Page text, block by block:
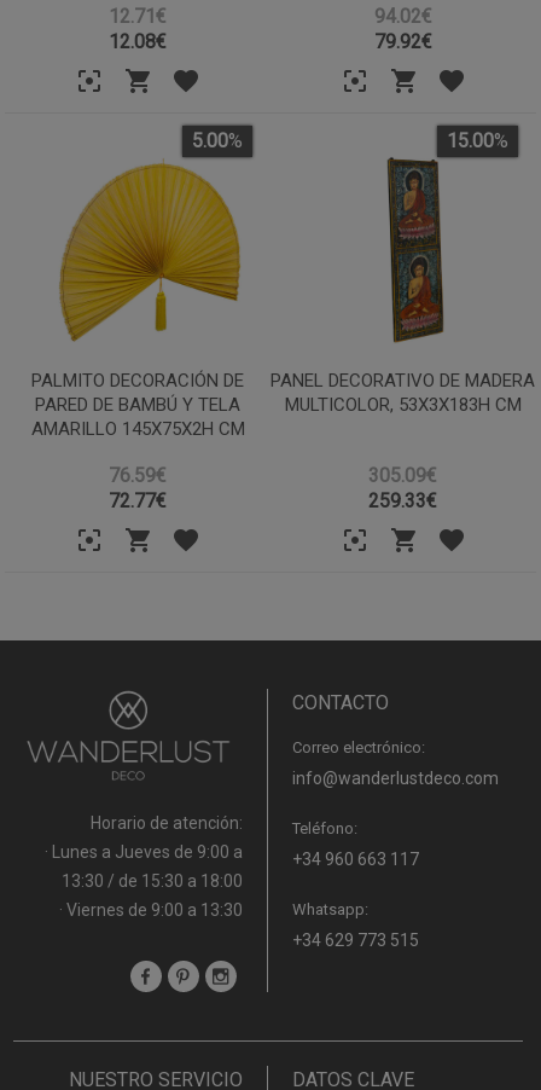
12.71€
12.08€
94.02€
79.92€
PALMITO DECORACIÓN DE
PARED DE BAMBÚ Y TELA
AMARILLO 145X75X2H CM
76.59€
5.00%
72.77€
PANEL DECORATIVO DE MADERA
MULTICOLOR, 53X3X183H CM
305.09€
15.00%
259.33€
Horario de atención:
· Lunes a Jueves de 9:00 a
13:30 / de 15:30 a 18:00
· Viernes de 9:00 a 13:30
CONTACTO
Correo electrónico:
info@wanderlustdeco.com
Teléfono:
+34 960 663 117
Whatsapp:
+34 629 773 515
NUESTRO SERVICIO DATOS CLAVE